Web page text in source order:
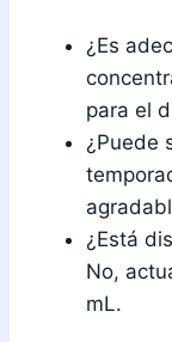
¿Es
para el
¿Puede
¿Está
No,
mL.